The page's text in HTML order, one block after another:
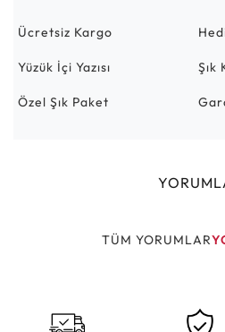
Ücretsiz Kargo
Yüzük İçi Yazısı Şık
Özel Şık Paket
TÜM YORUMLAR